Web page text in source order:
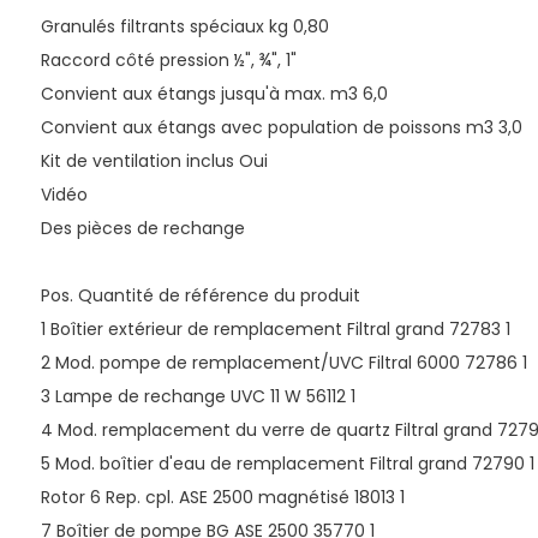
Granulés filtrants spéciaux kg 0,80
Raccord côté pression ½", ¾", 1"
Convient aux étangs jusqu'à max. m3 6,0
Convient aux étangs avec population de poissons m3 3,0
Kit de ventilation inclus Oui
Vidéo
Des pièces de rechange
Pos. Quantité de référence du produit
1 Boîtier extérieur de remplacement Filtral grand 72783 1
2 Mod. pompe de remplacement/UVC Filtral 6000 72786 1
3 Lampe de rechange UVC 11 W 56112 1
4 Mod. remplacement du verre de quartz Filtral grand
5 Mod. boîtier d'eau de remplacement Filtral grand 72790 1
Rotor 6 Rep. cpl. ASE 2500 magnétisé 18013 1
7 Boîtier de pompe BG ASE 2500 35770 1